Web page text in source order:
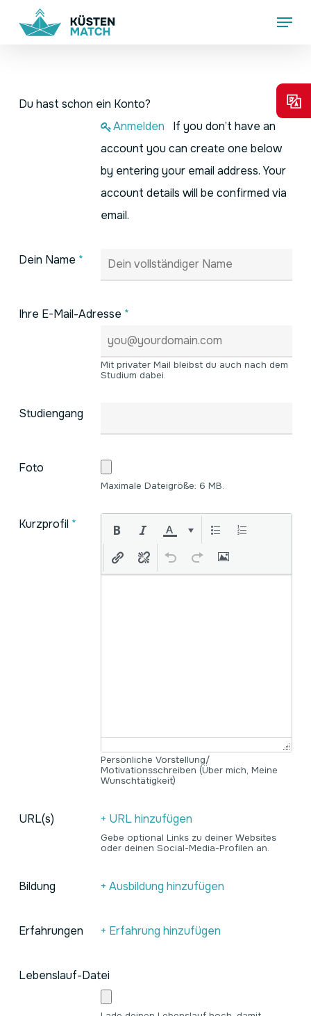
Menu
Du hast schon ein Konto?
Anmelden
If you don’t have an
account you can create one below
by entering your email address. Your
account details will be confirmed via
email.
Dein Name *
Ihre E-Mail-Adresse *
Mit privater Mail bleibst du auch nach dem
Studium dabei.
Studiengang
Foto
Maximale Dateigröße: 6 MB.
Kurzprofil *
Persönliche Vorstellung/
Motivationsschreiben (Über mich, Meine
Wunschtätigkeit)
URL(s) + URL hinzufügen
Gebe optional Links zu deiner Websites
oder deinen Social-Media-Profilen an.
Bildung + Ausbildung hinzufügen
Erfahrungen + Erfahrung hinzufügen
Lebenslauf-Datei